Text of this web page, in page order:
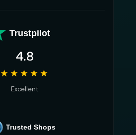
Trustpilot
4.8
★★★★★
Excellent
Trusted Shops